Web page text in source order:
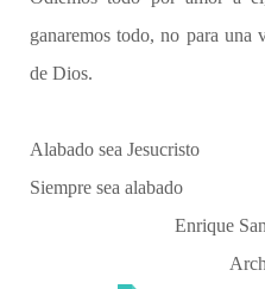
ganaremos todo, no para una
de Dios.
Alabado sea Jesucristo
Siempre sea alabado
Enrique